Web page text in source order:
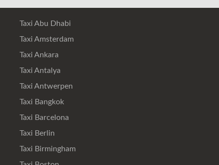
Taxi Abu Dhabi
Taxi Amsterdam
Taxi Ankara
Taxi Antalya
Taxi Antwerpen
Taxi Bangkok
Taxi Barcelona
Taxi Berlin
Taxi Birmingham